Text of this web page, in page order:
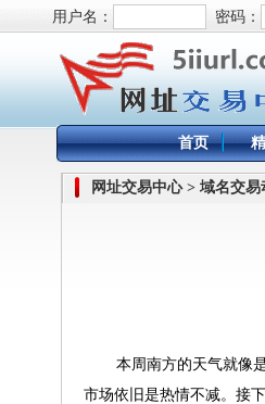
用户名： 密码：
首页
网址交易中心 > 域名交
本周南方的天气就像
市场依旧是热情不减。接